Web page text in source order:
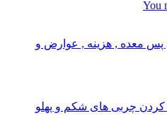
You
پس معده , هزینه , عوارض و
چربی های شکم و پهلو